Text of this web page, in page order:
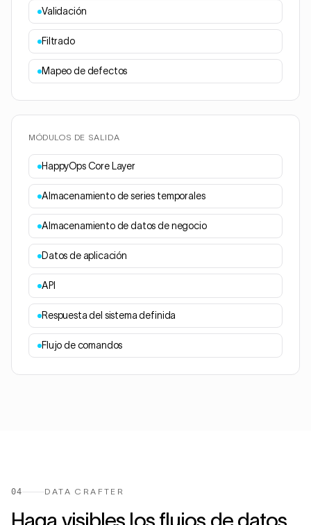
Validación
Filtrado
Mapeo de defectos
MÓDULOS DE SALIDA
HappyOps Core Layer
Almacenamiento de series temporales
Almacenamiento de datos de negocio
Datos de aplicación
API
Respuesta del sistema definida
Flujo de comandos
04 DATA CRAFTER